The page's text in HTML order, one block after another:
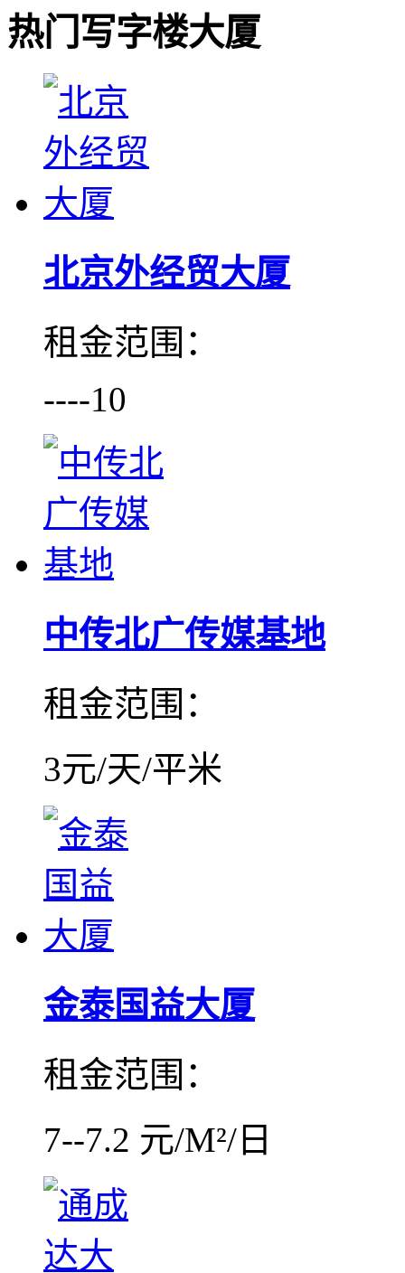
热门写字楼大厦
北京外经贸大厦
租金范围：
----10
中传北广传媒基地
租金范围：
3元/天/平米
金泰国益大厦
租金范围：
7--7.2 元/M²/日